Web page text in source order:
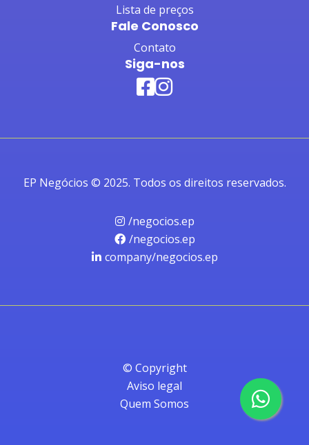
Lista de preços
Fale Conosco
Contato
Siga-nos
EP Negócios © 2025. Todos os direitos reservados.
/negocios.ep
/negocios.ep
company/negocios.ep
© Copyright
Aviso legal
Quem Somos